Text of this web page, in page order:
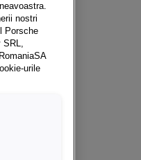
nostri
Porsche
SRL,
urile